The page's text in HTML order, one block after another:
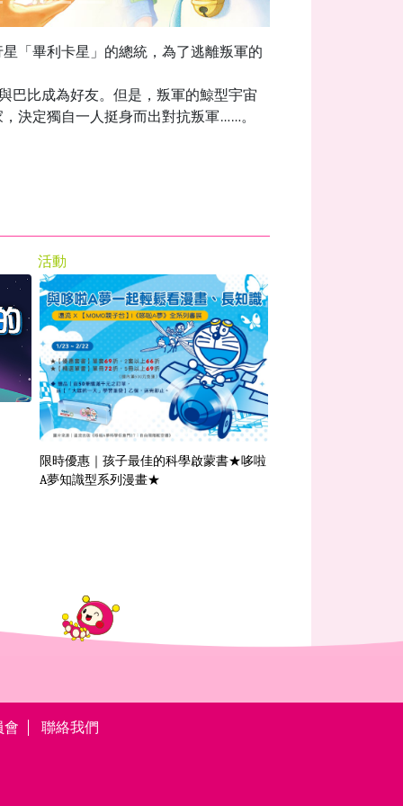
「畢利卡星」的總統，為了逃離叛軍的
巴比成為好友。但是，叛軍的鯨型宇宙
決定獨自一人挺身而出對抗叛軍……。
活動
限時優惠｜孩子最佳的科學啟蒙書★哆啦
A夢知識型系列漫畫★
會 聯絡我們